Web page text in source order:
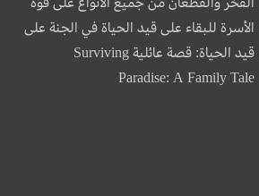
الأسرة للبقاء على قيد الحياة في الجنة على
قيد الحياة: قصة عائلية Surviving
Paradise: A Family Tale